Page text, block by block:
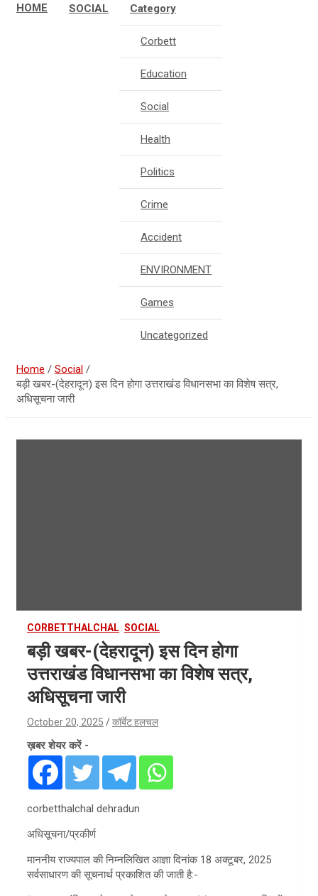
HOME SOCIAL Category
Corbett
Education
Social
Health
Politics
Crime
Accident
ENVIRONMENT
Games
Uncategorized
Home
Social
बड़ी खबर-(देहरादून) इस दिन होगा उत्तराखंड विधानसभा का विशेष सत्र,
अधिसूचना जारी
CORBETTHALCHAL SOCIAL
बड़ी खबर-(देहरादून) इस दिन होगा
उत्तराखंड विधानसभा का विशेष सत्र,
अधिसूचना जारी
October 20, 2025 कॉर्बेट हलचल
ख़बर शेयर करें -
corbetthalchal dehradun
अधिसूचना/प्रकीर्ण
माननीय राज्यपाल की निम्नलिखित आज्ञा दिनांक 18 अक्टूबर, 2025
सर्वसाधारण की सूचनार्थ प्रकाशित की जाती है:-